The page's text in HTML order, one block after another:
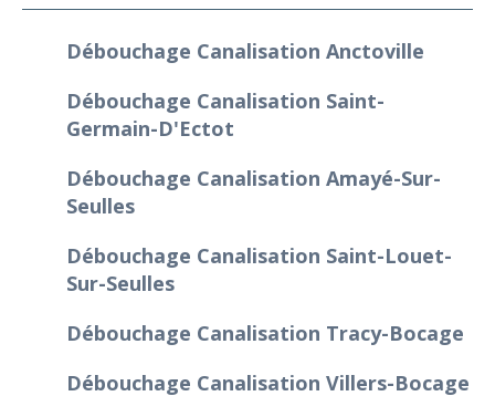
Débouchage Canalisation Anctoville
Débouchage Canalisation Saint-
Germain-D'Ectot
Débouchage Canalisation Amayé-Sur-
Seulles
Débouchage Canalisation Saint-Louet-
Sur-Seulles
Débouchage Canalisation Tracy-Bocage
Débouchage Canalisation Villers-Bocage